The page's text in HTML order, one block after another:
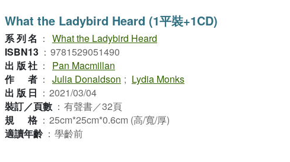
What the Ladybird Heard (1平裝+1CD)
系列名 ： What the Ladybird Heard
ISBN13 ： 9781529051490
出版社 ：
Pan Macmillan
作者 ： Julia Donaldson ; Lydia Monks
出版日 ： 2021/03/04
裝訂／頁數 ： 有聲書／32頁
規格 ： 25cm*25cm*0.6cm (高/寬/厚)
適讀年齡 ： 學齡前